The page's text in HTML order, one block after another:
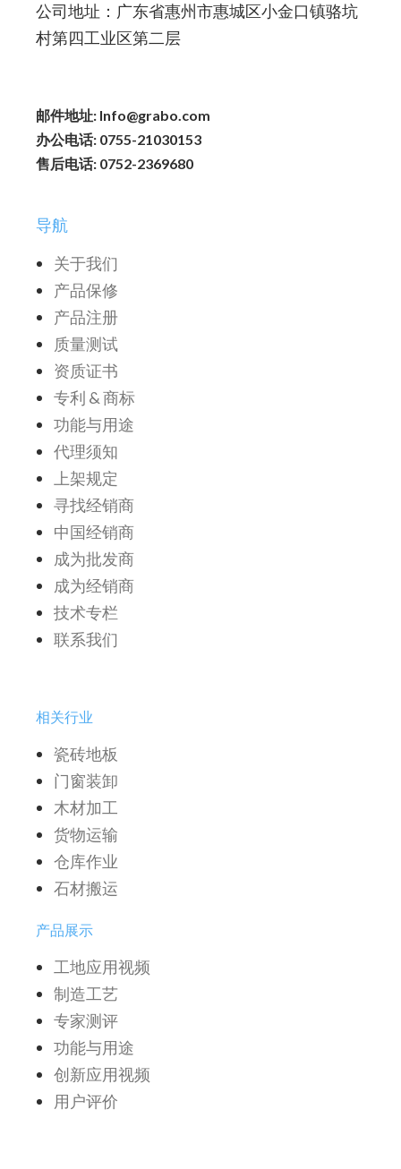
公司地址：广东省惠州市惠城区小金口镇骆坑
村第四工业区第二层
邮件地址: Info@grabo.com
办公电话: 0755-21030153
售后电话: 0752-2369680
导航
关于我们
产品保修
产品注册
质量测试
资质证书
专利 & 商标
功能与用途
代理须知
上架规定
寻找经销商
中国经销商
成为批发商
成为经销商
技术专栏
联系我们
相关行业
瓷砖地板
门窗装卸
木材加工
货物运输
仓库作业
石材搬运
产品展示
工地应用视频
制造工艺
专家测评
功能与用途
创新应用视频
用户评价